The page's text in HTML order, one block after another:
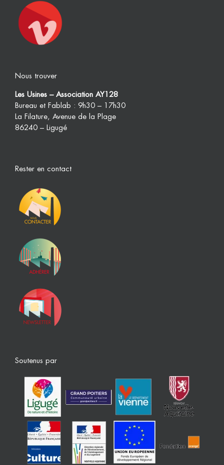
Nous trouver
Les Usines – Association AY128
Bureau et Fablab : 9h30 – 17h30
La Filature, Avenue de la Plage
86240 – Ligugé
Rester en contact
Soutenus par